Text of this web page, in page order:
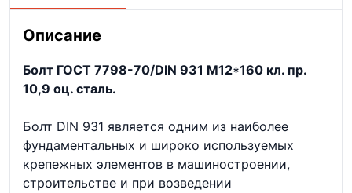
Описание
Болт ГОСТ 7798-70/DIN 931 М12*160 кл. пр.
10,9 оц. сталь.
Болт DIN 931 является одним из наиболее
фундаментальных и широко используемых
крепежных элементов в машиностроении,
строительстве и при возведении